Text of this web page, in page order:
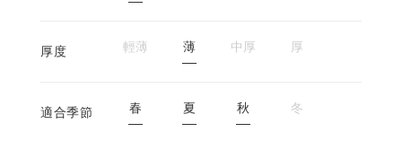
厚度 輕薄 薄 中厚 厚
適合季節 春 夏 秋 冬